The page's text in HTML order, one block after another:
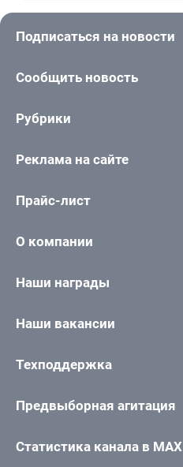
Подписаться на новости
Сообщить новость
Рубрики
Реклама на сайте
Прайс-лист
О компании
Наши награды
Наши вакансии
Техподдержка
Предвыборная агитация
Статистика канала в MAX